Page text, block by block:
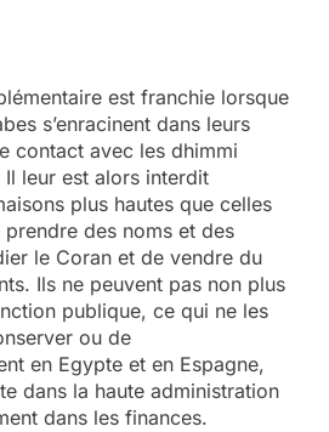
est franchie lorsque
s’enracinent dans leurs
contact avec les dhimmi
leur est alors interdit
plus hautes que celles
des noms et des
le Coran et de vendre du
Ils ne peuvent pas non plus
publique, ce qui ne les
ou de
en Egypte et en Espagne,
dans la haute administration
dans les finances.